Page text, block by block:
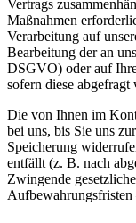
Vertrags
Maßnahmen
Verarbeitung auf
Bearbeitung der an
DSGVO) oder auf
sofern diese abgefragt
Die von Ihnen im
bei uns, bis Sie uns
Speicherung
entfällt (z. B. nach
Zwingende